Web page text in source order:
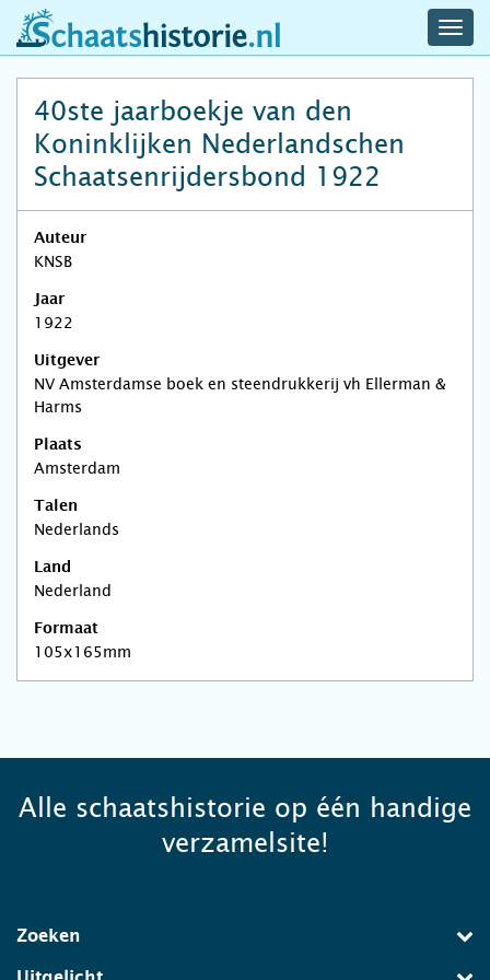
schaatshistorie.nl
40ste jaarboekje van den
Koninklijken Nederlandschen
Schaatsenrijdersbond 1922
Auteur
KNSB
Jaar
1922
Uitgever
NV Amsterdamse boek en steendrukkerij vh Ellerman &
Harms
Plaats
Amsterdam
Talen
Nederlands
Land
Nederland
Formaat
105x165mm
Alle schaatshistorie op één handige
verzamelsite!
Zoeken